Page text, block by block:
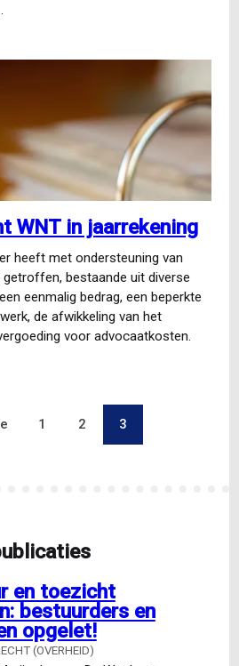
WNT in jaarrekening
heeft met ondersteuning van
getroffen, bestaande uit diverse
eenmalig bedrag, een beperkte
de afwikkeling van het
voor advocaatkosten.
Pagina
1 Pagina
2 Pagina
3
en toezicht
bestuurders en
opgelet!
(OVERHEID)